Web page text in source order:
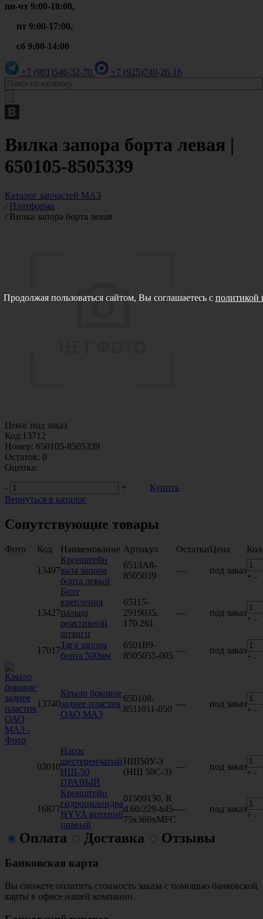
пн-чт 9:00-18:00,
пт 9:00-17:00,
сб 9:00-14:00
+7 (901)546-32-70 +7 (925)740-26-16
Вилка запора борта левая |
650105-8505339
Каталог запчастей МАЗ
/ Платформа
/ Вилка запора борта левая
Цена: под заказ
Код:13712
Номер: 650105-8505339
Остаток: 0
Оценка:
-
+
Купить
Вернуться в каталог
Сопутствующие товары
Фото Код Наименование Артикул ОстаткиЦена
13497
Кронштейн
вала запора
борта левый
6513А8-
8505039
— под заказ
+ -
13427
Болт
крепления
пальца
реактивной
штанги
65115-
2919035,
170.261
— под заказ
+ -
17017
Тяга запора
борта 500мм
6501В9-
8505055-005
— под заказ
+ -
13740
Крыло боковое
заднее пластик
ОАО МАЗ
650108-
8511011-050
— под заказ
+ -
03010
Насос
шестеренчатый
НШ-50
ПРАВЫЙ
НШ50У-3
(НШ 50С-3)
— под заказ
+ -
16877
Кронштейн
гидроцилиндра
HYVA верхний
правый
01509130, R
d.60/229-h45-
75x360xMFC
— под заказ
+ -
Оплата Доставка Отзывы
Банковская карта
Вы сможете оплатить стоимость заказа с помощью банковской
карты в офисе нашей компании.
Продолжая пользоваться сайтом, Вы соглашаетесь с политикой